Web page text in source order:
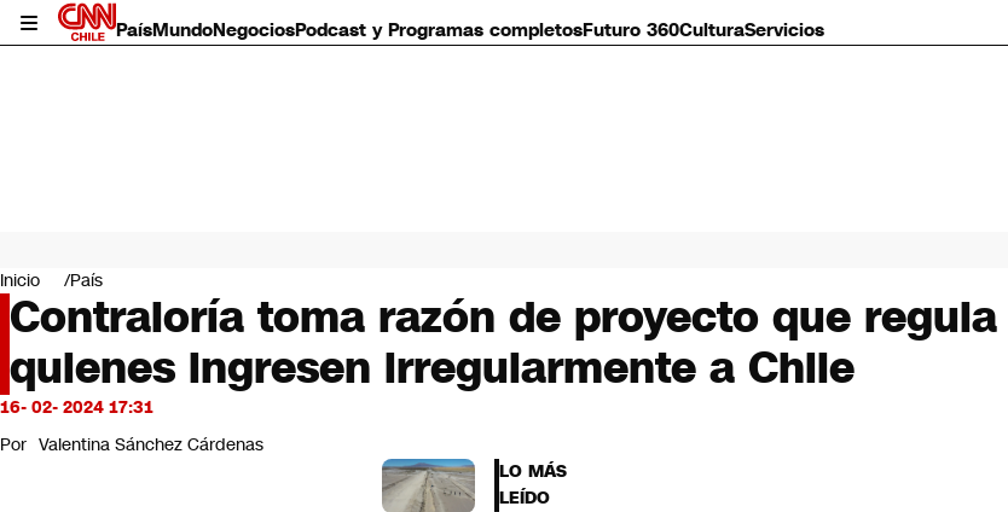
PaísMundoNegociosPodcast y Programas completosFuturo 360CulturaServicios
Mundo
Negocios
Deportes
Programas completos
Cultura
Servicios
Bits
CNN Data
Inicio País
Contraloría toma razón de proyecto que
quienes ingresen irregularmente a Chile
16- 02- 2024 17:31
Por Valentina Sánchez Cárdenas
LO MÁS
LEÍDO